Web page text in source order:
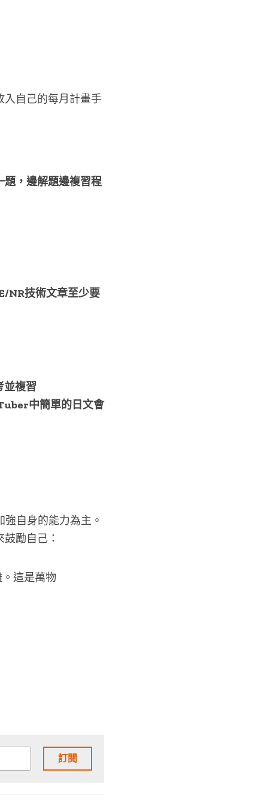
入自己的每月計畫手
題，邊解題邊複習程
NR技術文章至少要
並複習
中簡單的日文會
自身的能力為主。
勵自己：
這是萬物
訂閱